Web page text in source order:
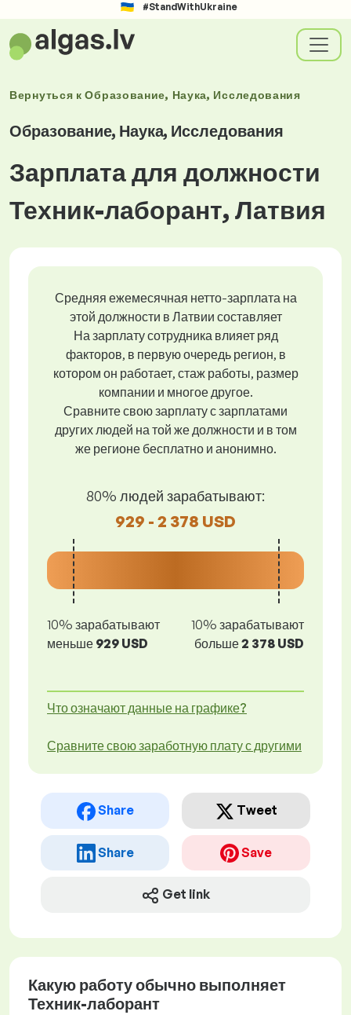
#StandWithUkraine
Вернуться кОбразование, Наука, Исследования
Образование, Наука, Исследования
Зарплата для должности
Техник-лаборант, Латвия
Средняя ежемесячная нетто-зарплата на
этой должности в Латвии составляет
На зарплату сотрудника влияет ряд
факторов, в первую очередь регион, в
котором он работает, стаж работы, размер
компании и многое другое.
Сравните свою зарплату с зарплатами
других людей на той же должности и в том
же регионе бесплатно и анонимно.
80% людей зарабатывают:
929 - 2 378 USD
10% зарабатывают
меньше 929 USD
10% зарабатывают
больше2 378 USD
Что означают данные на графике?
Сравните свою заработную плату с другими
Share Tweet
Share Save
Get link
Какую работу обычно выполняет
Техник-лаборант